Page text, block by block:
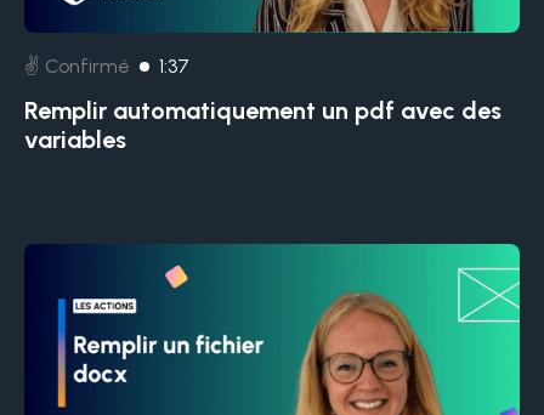
✌️ Confirmé 1:37
Remplir automatiquement un pdf avec des
variables